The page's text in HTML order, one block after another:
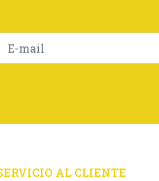
AL CLIENTE